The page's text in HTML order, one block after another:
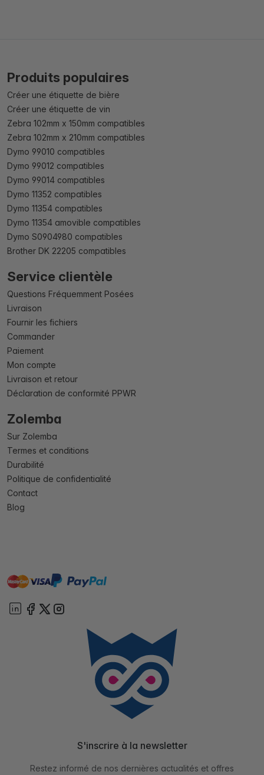
Produits populaires
Créer une étiquette de bière
Créer une étiquette de vin
Zebra 102mm x 150mm compatibles
Zebra 102mm x 210mm compatibles
Dymo 99010 compatibles
Dymo 99012 compatibles
Dymo 99014 compatibles
Dymo 11352 compatibles
Dymo 11354 compatibles
Dymo 11354 amovible compatibles
Dymo S0904980 compatibles
Brother DK 22205 compatibles
Service clientèle
Questions Fréquemment Posées
Livraison
Fournir les fichiers
Commander
Paiement
Mon compte
Livraison et retour
Déclaration de conformité PPWR
Zolemba
Sur Zolemba
Termes et conditions
Durabilité
Politique de confidentialité
Contact
Blog
mastervisa paypal
S'inscrire à la newsletter
Restez informé de nos dernières actualités et offres